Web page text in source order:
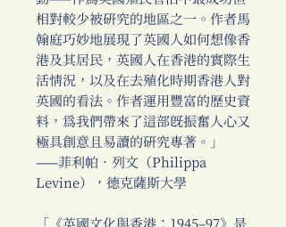
相對較少被研究的地區之一。作者馬
翰庭巧妙地展現了英國人如何想像香
港及其居民，英國人在香港的實際生
活情況，以及在去殖化時期香港人對
英國的看法。作者運用豐富的歷史資
料，為我們帶來了這部既振奮人心又
極具創意且易讀的研究專著。」
——菲利帕．列文（Philippa
Levine），德克薩斯大學